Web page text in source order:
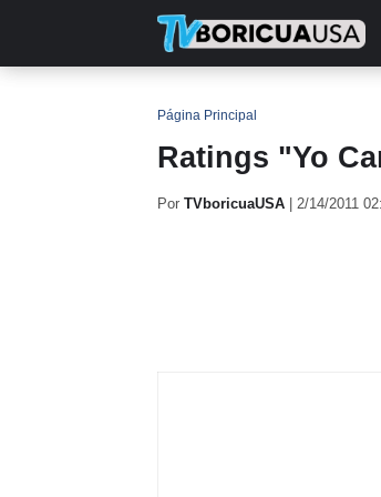
Página Principal
Ratings "Yo
Por TVboricuaUSA 2/14/2011